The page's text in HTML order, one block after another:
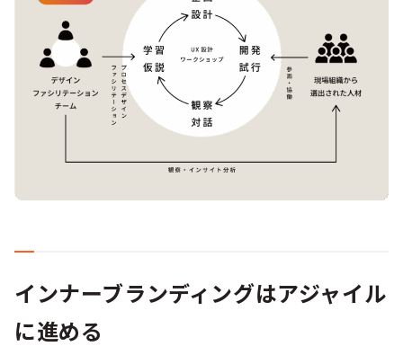
インナーブランディングはアジャイル
に進める